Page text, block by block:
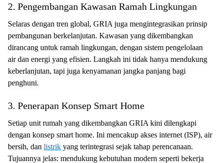
2. Pengembangan Kawasan Ramah Lingkungan
Selaras dengan tren global, GRIA juga mengintegrasikan prinsip
pembangunan berkelanjutan. Kawasan yang dikembangkan
dirancang untuk ramah lingkungan, dengan sistem pengelolaan
air dan energi yang efisien. Langkah ini tidak hanya mendukung
keberlanjutan, tapi juga kenyamanan jangka panjang bagi
penghuni.
3. Penerapan Konsep Smart Home
Setiap unit rumah yang dikembangkan GRIA kini dilengkapi
dengan konsep smart home. Ini mencakup akses internet (ISP), air
bersih, dan listrik yang terintegrasi sejak tahap perencanaan.
Tujuannya jelas: mendukung kebutuhan modern seperti bekerja